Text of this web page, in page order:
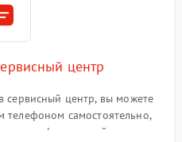
центр
сервисный центр, вы можете
телефоном самостоятельно,
телефона на сайте